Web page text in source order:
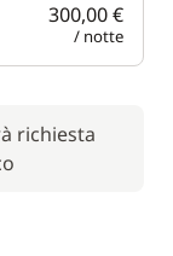
300,00 €
/ notte
richiesta